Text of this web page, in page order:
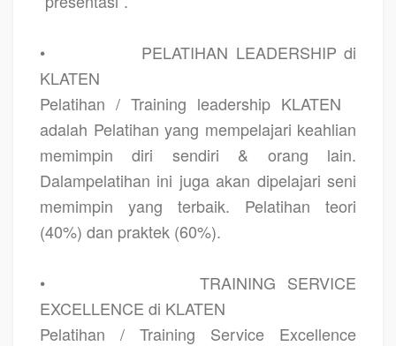
•
PELATIHAN LEADERSHIP di
KLATEN
Pelatihan / Training leadership KLATEN
adalah Pelatihan yang mempelajari keahlian
memimpin diri sendiri & orang lain.
Dalampelatihan ini juga akan dipelajari seni
memimpin yang terbaik. Pelatihan teori
(40%) dan praktek (60%).
•
TRAINING SERVICE
EXCELLENCE di KLATEN
Pelatihan / Training Service Excellence